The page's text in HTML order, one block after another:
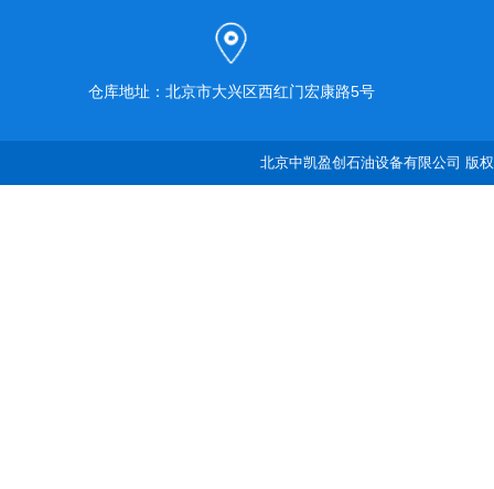
仓库地址：北京市大兴区西红门宏康路5号
北京中凯盈创石油设备有限公司 版